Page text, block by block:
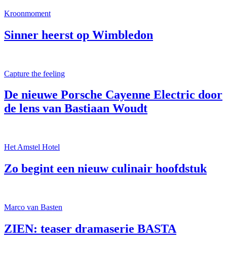
Kroonmoment
Sinner heerst op Wimbledon
Capture the feeling
De nieuwe Porsche Cayenne Electric door
de lens van Bastiaan Woudt
Het Amstel Hotel
Zo begint een nieuw culinair hoofdstuk
Marco van Basten
ZIEN: teaser dramaserie BASTA